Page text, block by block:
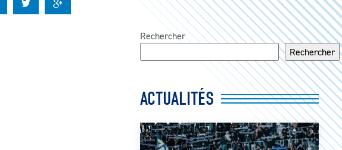
Rechercher
Rechercher
ACTUALITÉS